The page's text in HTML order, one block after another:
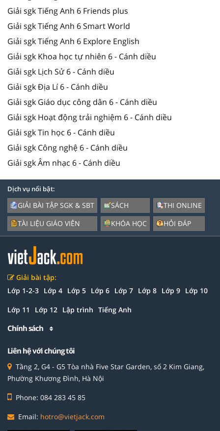
Giải sgk Tiếng Anh 6 Friends plus
Giải sgk Tiếng Anh 6 Smart World
Giải sgk Tiếng Anh 6 Explore English
Giải sgk Khoa học tự nhiên 6 - Cánh diều
Giải sgk Lịch Sử 6 - Cánh diều
Giải sgk Địa Lí 6 - Cánh diều
Giải sgk Giáo dục công dân 6 - Cánh diều
Giải sgk Hoạt động trải nghiệm 6 - Cánh diều
Giải sgk Tin học 6 - Cánh diều
Giải sgk Công nghệ 6 - Cánh diều
Giải sgk Âm nhạc 6 - Cánh diều
Dịch vụ nổi bật:
GIẢI BÀI TẬP SGK & SBT
TÀI LIỆU GIÁO VIÊN
SÁCH
KHÓA HỌC
THI ONLINE
HỎI ĐÁP
Giải bài tập:
Lớp 1-2-3 Lớp 4 Lớp 5 Lớp 6 Lớp 7 Lớp 8 Lớp 9 Lớp 10
Lớp 11 Lớp 12 Lập trình Tiếng Anh
Chính sách
Liên hệ với chúng tôi
Tầng 2, G4 - G5 Tòa nhà Five Star Garden, số 2 Kim Giang,
Phường Khương Đình, Hà Nội
Phone: 084 283 45 85
Email: hotro@vietjack.com